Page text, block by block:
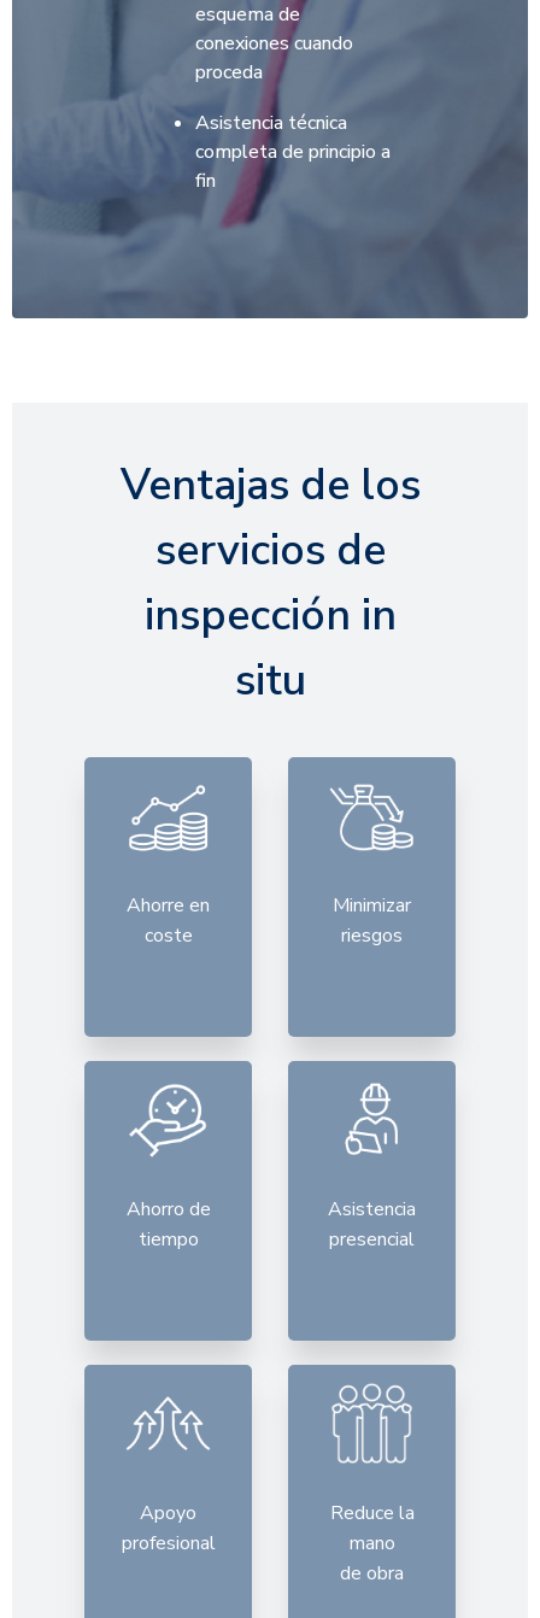
esquema de
conexiones cuando
proceda
Asistencia técnica
completa de principio a
fin
Ventajas de los
servicios de
inspección in
situ
Ahorre en
coste
Minimizar
riesgos
Ahorro de
tiempo
Asistencia
presencial
Apoyo
profesional
Reduce la
mano
de obra